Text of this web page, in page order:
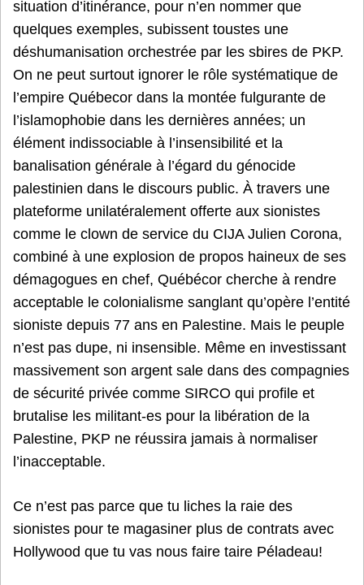
situation d’itinérance, pour n’en nommer que
quelques exemples, subissent toustes une
déshumanisation orchestrée par les sbires de PKP.
On ne peut surtout ignorer le rôle systématique de
l’empire Québecor dans la montée fulgurante de
l’islamophobie dans les dernières années; un
élément indissociable à l’insensibilité et la
banalisation générale à l’égard du génocide
palestinien dans le discours public. À travers une
plateforme unilatéralement offerte aux sionistes
comme le clown de service du CIJA Julien Corona,
combiné à une explosion de propos haineux de ses
démagogues en chef, Québécor cherche à rendre
acceptable le colonialisme sanglant qu’opère l’entité
sioniste depuis 77 ans en Palestine. Mais le peuple
n’est pas dupe, ni insensible. Même en investissant
massivement son argent sale dans des compagnies
de sécurité privée comme SIRCO qui profile et
brutalise les militant-es pour la libération de la
Palestine, PKP ne réussira jamais à normaliser
l’inacceptable.
Ce n’est pas parce que tu liches la raie des
sionistes pour te magasiner plus de contrats avec
Hollywood que tu vas nous faire taire Péladeau!